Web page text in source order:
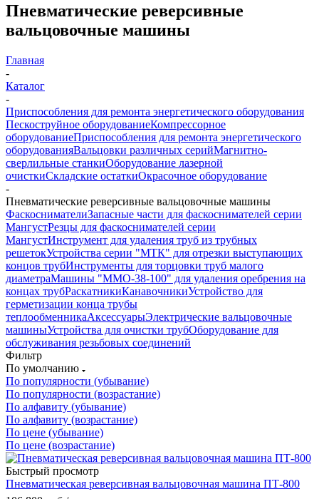
Пневматические реверсивные
вальцовочные машины
Главная
-
Каталог
-
Приспособления для ремонта энергетического оборудования
Пескоструйное оборудованиеКомпрессорное
оборудованиеПриспособления для ремонта энергетического
оборудованияВальцовки различных серийМагнитно-
сверлильные станкиОборудование лазерной
очисткиСкладские остаткиОкрасочное оборудование
-
Пневматические реверсивные вальцовочные машины
ФаскоснимателиЗапасные части для фаскоснимателей серии
МангустРезцы для фаскоснимателей серии
МангустИнструмент для удаления труб из трубных
решетокУстройства серии "МТК" для отрезки выступающих
концов трубИнструменты для торцовки труб малого
диаметраМашины "ММО-38-100" для удаления оребрения на
концах трубРаскатникиКанавочникиУстройство для
герметизации конца трубы
теплообменникаАксессуарыЭлектрические вальцовочные
машиныУстройства для очистки трубОборудование для
обслуживания резьбовых соединений
Фильтр
По умолчанию
По популярности (убывание)
По популярности (возрастание)
По алфавиту (убывание)
По алфавиту (возрастание)
По цене (убывание)
По цене (возрастание)
Быстрый просмотр
Пневматическая реверсивная вальцовочная машина ПТ-800